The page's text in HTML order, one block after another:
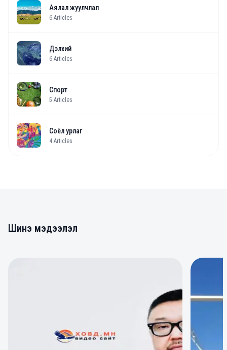
Аялал жуулчлал
6 Articles
Дэлхий
6 Articles
Спорт
5 Articles
Соёл урлаг
4 Articles
Шинэ мэдээлэл